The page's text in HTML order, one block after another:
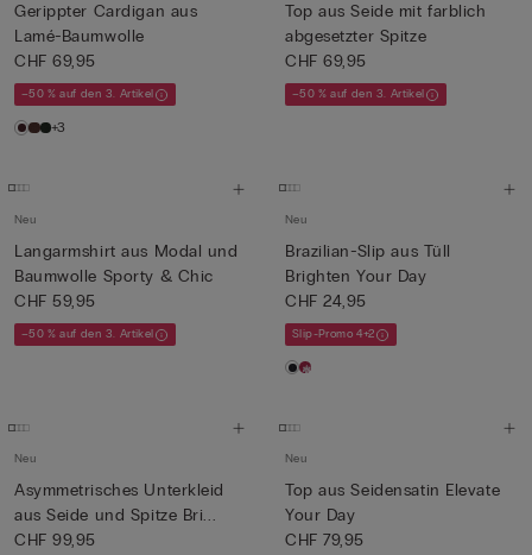
Gerippter Cardigan aus
Lamé-Baumwolle
CHF 69,95
–50 % auf den 3. Artikel
+3
Top aus Seide mit farblich
abgesetzter Spitze
CHF 69,95
–50 % auf den 3. Artikel
Neu
Langarmshirt aus Modal und
Baumwolle Sporty & Chic
CHF 59,95
–50 % auf den 3. Artikel
Neu
Brazilian-Slip aus Tüll
Brighten Your Day
CHF 24,95
Slip-Promo 4+2
Neu
Asymmetrisches Unterkleid
aus Seide und Spitze Bri...
CHF 99,95
Neu
Top aus Seidensatin Elevate
Your Day
CHF 79,95